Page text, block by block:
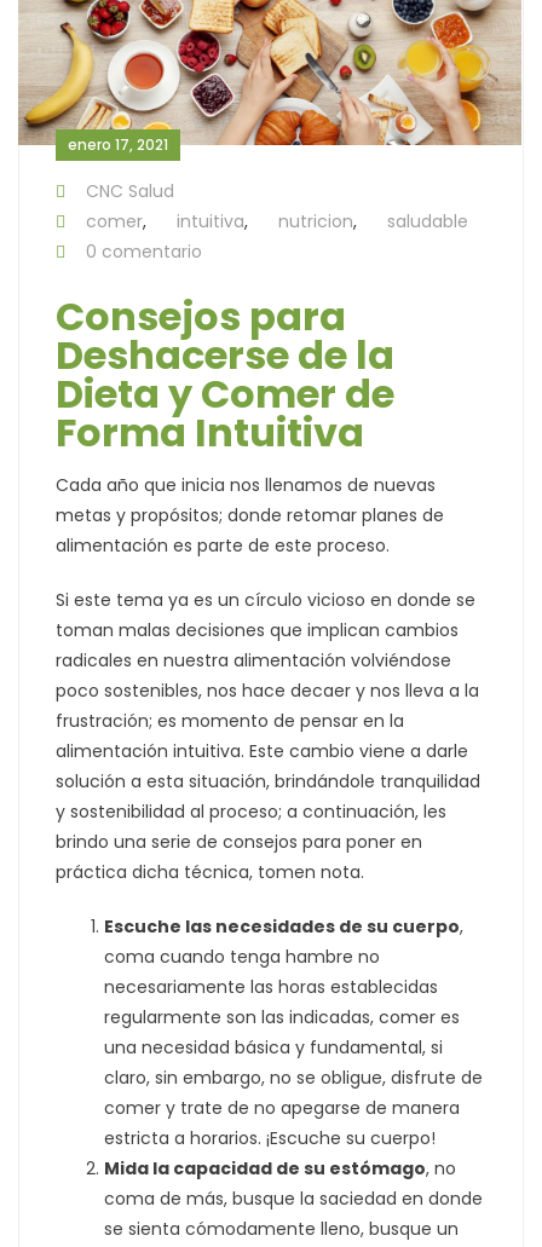
enero 17, 2021
CNC Salud
comer, intuitiva, nutricion,
saludable
0 comentario
Consejos para
Deshacerse de la
Dieta y Comer de
Forma Intuitiva
Cada año que inicia nos llenamos de nuevas
metas y propósitos; donde retomar planes de
alimentación es parte de este proceso.
Si este tema ya es un círculo vicioso en donde se
toman malas decisiones que implican cambios
radicales en nuestra alimentación volviéndose
poco sostenibles, nos hace decaer y nos lleva a la
frustración; es momento de pensar en la
alimentación intuitiva. Este cambio viene a darle
solución a esta situación, brindándole tranquilidad
y sostenibilidad al proceso; a continuación, les
brindo una serie de consejos para poner en
práctica dicha técnica, tomen nota.
Escuche las necesidades de su cuerpo,
coma cuando tenga hambre no
necesariamente las horas establecidas
regularmente son las indicadas, comer es
una necesidad básica y fundamental, si
claro, sin embargo, no se obligue, disfrute de
comer y trate de no apegarse de manera
estricta a horarios. ¡Escuche su cuerpo!
Mida la capacidad de su estómago, no
coma de más, busque la saciedad en donde
se sienta cómodamente lleno, busque un